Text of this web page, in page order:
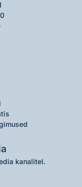
kanalitel.